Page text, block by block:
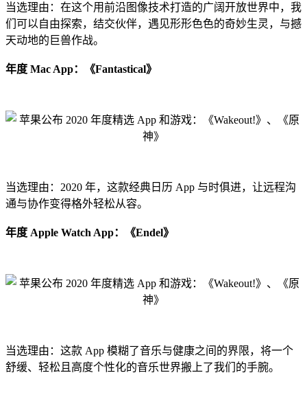
当选理由：在这个用前沿图像技术打造的广阔开放世界中，我
们可以自由探索，结交伙伴，遇见形形色色的奇妙生灵，与撼
天动地的巨兽作战。
年度 Mac App：《Fantastical》
当选理由：2020 年，这款经典日历 App 与时俱进，让远程沟
通与协作变得格外轻松从容。
年度 Apple Watch App：《Endel》
当选理由：这款 App 模糊了音乐与健康之间的界限，将一个
舒缓、轻松且高度个性化的音乐世界搬上了我们的手腕。